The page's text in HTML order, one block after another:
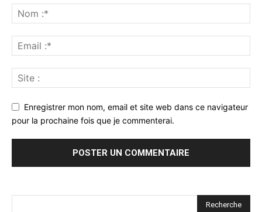
Enregistrer mon nom, email et site web dans ce navigateur
pour la prochaine fois que je commenterai.